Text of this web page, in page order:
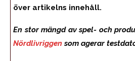
över artikelns innehåll.
En stor mängd av spel- och
Nördlivriggen som agerar